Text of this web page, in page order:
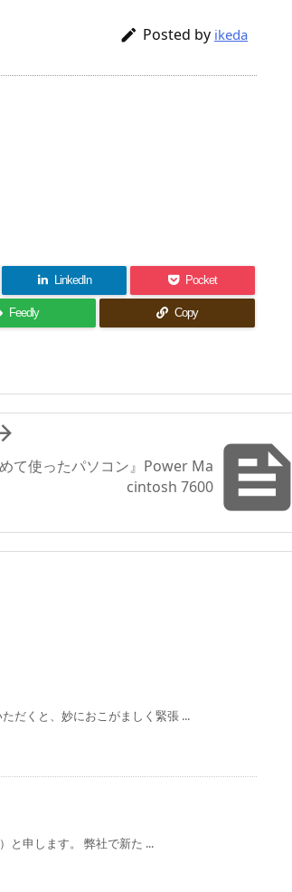
 Posted by ikeda
LinkedIn Pocket
Feedly Copy

めて使ったパソコン』Power Ma
cintosh 7600
だくと、妙におこがましく緊張 ...
と申します。 弊社で新た ...